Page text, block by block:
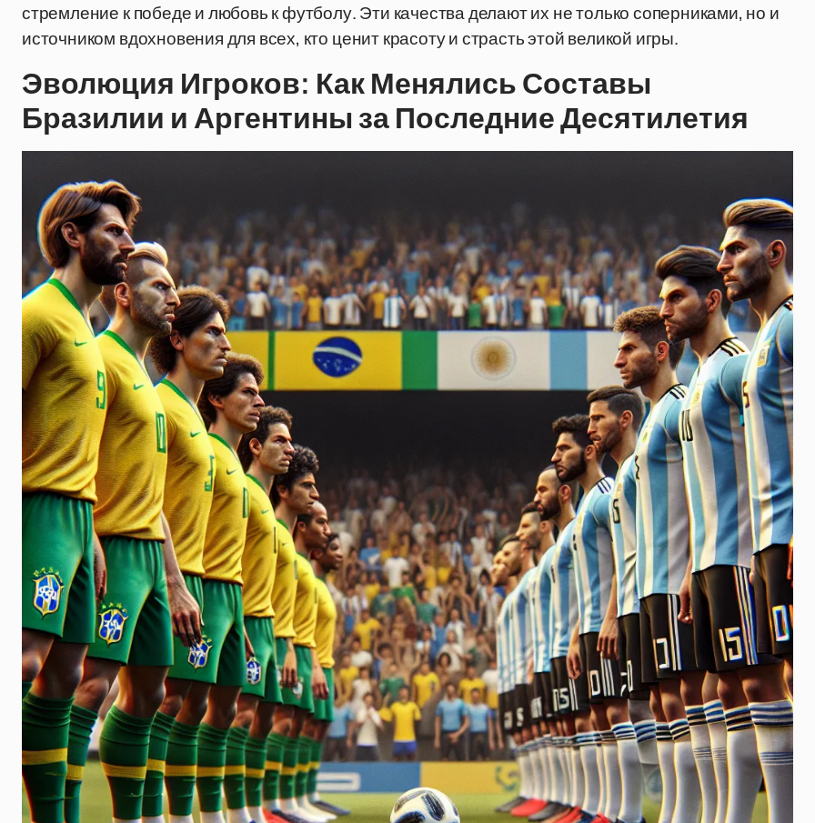
стремление к победе и любовь к футболу. Эти качества делают их не только соперниками, но и
источником вдохновения для всех, кто ценит красоту и страсть этой великой игры.
Эволюция Игроков: Как Менялись Составы
Бразилии и Аргентины за Последние Десятилетия